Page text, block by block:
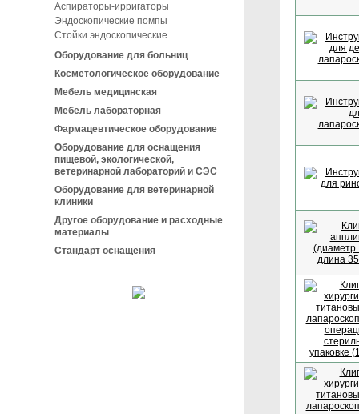
Аспираторы-ирригаторы
Эндоскопические помпы
Стойки эндоскопические
Оборудование для больниц
Косметологическое оборудование
Мебель медицинская
Мебель лабораторная
Фармацевтическое оборудование
Оборудование для оснащения
пищевой, экологической,
ветеринарной лабораторий и СЭС
Оборудование для ветеринарной
клиники
Другое оборудование и расходные
материалы
Стандарт оснащения